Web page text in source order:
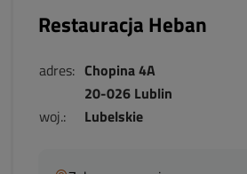
Restauracja Heban
adres: Chopina 4A
20-026 Lublin
woj.:
Lubelskie